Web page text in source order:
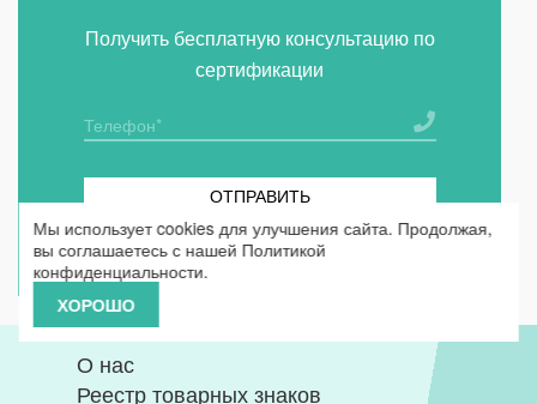
Получить бесплатную консультацию по
сертификации
ОТПРАВИТЬ
Я согласен наобработку персональных данных
О нас
Реестр товарных знаков
Мы использует cookies для улучшения сайта. Продолжая,
вы соглашаетесь с нашей Политикой
конфиденциальности.
ХОРОШО